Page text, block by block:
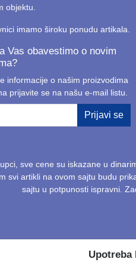
objektu.
imamo široku ponudu artikala.
Vas obavestimo o novim
informacije o našim proizvodima
prijavite se na našu e-mail listu.
Prijavi se
sve cene su iskazane u
svi artikli na ovom sajtu budu
sajtu u potpunosti ispravni.
Upotreba